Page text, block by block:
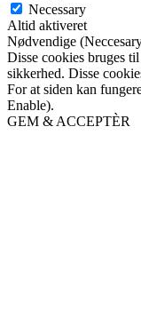
Necessary
Altid aktiveret
Nødvendige
Disse cookies bruges
sikkerhed. Disse
For at siden kan
Enable).
GEM & ACCEPTÈR